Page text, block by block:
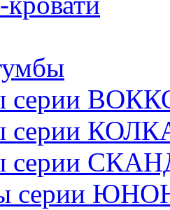
серии
серии
серии
серии